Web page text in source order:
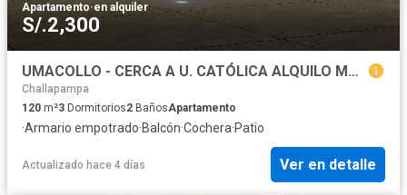
Apartamento·en alquiler
S/.2,300
UMACOLLO - CERCA A U. CATÓLICA ALQUILO MODERNO DEPARTAMENTO.
Challapampa
120 m²3 Dormitorios2 BañosApartamento
·Armario empotrado·Balcón·Cochera·Patio
Actualizado hace 4 días Ver en detalle